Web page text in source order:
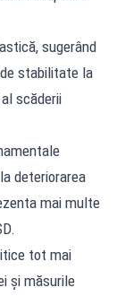
sugerând
stabilitate la
scăderii
deteriorarea
mai multe
tot mai
și măsurile